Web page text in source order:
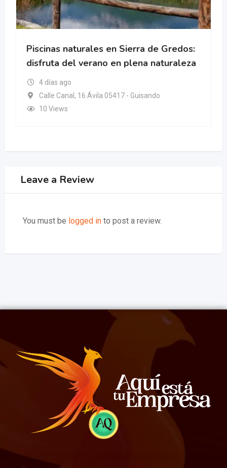
Piscinas naturales en Sierra de Gredos:
disfruta del verano en plena naturaleza
4 días ago
Calle Canal, 16 Ávila 05417 - Guisando
10 Views
Leave a Review
You must be logged in to post a review.